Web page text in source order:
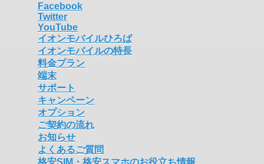
Facebook
Twitter
YouTube
イオンモバイルひろば
イオンモバイルの特長
料金プラン
端末
サポート
キャンペーン
オプション
ご契約の流れ
お知らせ
よくあるご質問
格安SIM・格安スマホのお役立ち情報